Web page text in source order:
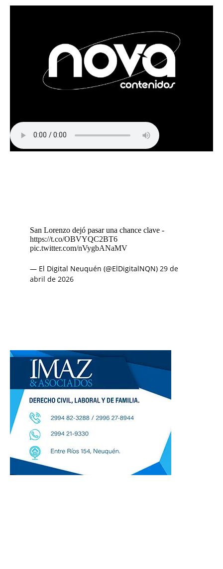
San Lorenzo dejó pasar una chance clave -
https://t.co/OBVYQC2BT6
pic.twitter.com/nVygbANaMV
— El Digital Neuquén (@ElDigitalNQN) 29 de
abril de 2026